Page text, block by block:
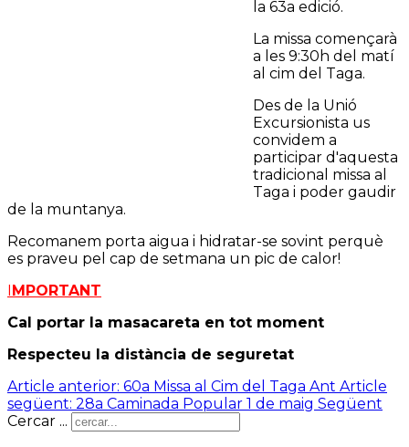
la 63a edició.
La missa començarà
a les 9:30h del matí
al cim del Taga.
Des de la Unió
Excursionista us
convidem a
participar d'aquesta
tradicional missa al
Taga i poder gaudir
de la muntanya.
Recomanem porta aigua i hidratar-se sovint perquè
es praveu pel cap de setmana un pic de calor!
IMPORTANT
Cal portar la masacareta en tot moment
Respecteu la distància de seguretat
Article anterior: 60a Missa al Cim del Taga Ant Article
següent: 28a Caminada Popular 1 de maig Següent
Cercar ...